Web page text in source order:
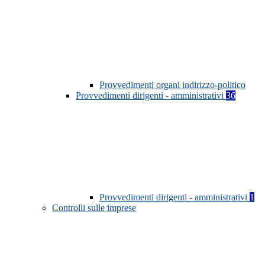
Provvedimenti organi indirizzo-politico
Provvedimenti dirigenti - amministrativi 36
Provvedimenti dirigenti - amministrativi 1
Controlli sulle imprese